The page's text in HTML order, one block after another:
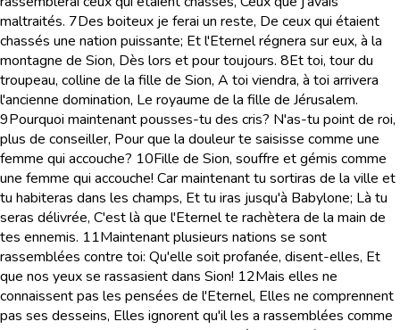
maltraités. 7Des boiteux je ferai un reste, De ceux qui étaient
chassés une nation puissante; Et l'Eternel régnera sur eux, à la
montagne de Sion, Dès lors et pour toujours. 8Et toi, tour du
troupeau, colline de la fille de Sion, A toi viendra, à toi arrivera
l'ancienne domination, Le royaume de la fille de Jérusalem.
9Pourquoi maintenant pousses-tu des cris? N'as-tu point de roi,
plus de conseiller, Pour que la douleur te saisisse comme une
femme qui accouche? 10Fille de Sion, souffre et gémis comme
une femme qui accouche! Car maintenant tu sortiras de la ville et
tu habiteras dans les champs, Et tu iras jusqu'à Babylone; Là tu
seras délivrée, C'est là que l'Eternel te rachètera de la main de
tes ennemis. 11Maintenant plusieurs nations se sont
rassemblées contre toi: Qu'elle soit profanée, disent-elles, Et
que nos yeux se rassasient dans Sion! 12Mais elles ne
connaissent pas les pensées de l'Eternel, Elles ne comprennent
pas ses desseins, Elles ignorent qu'il les a rassemblées comme